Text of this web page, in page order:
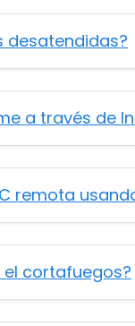
desatendidas?
a través de
remota
el cortafuegos?